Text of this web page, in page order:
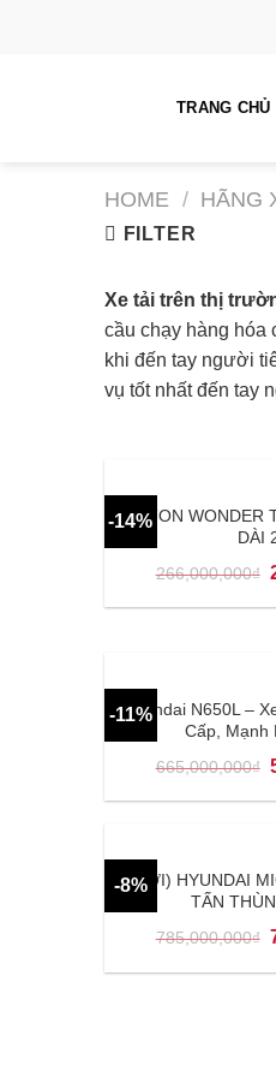
TRANG CHỦ
HOME / HÃNG
FILTER
Xe tải trên thị
cầu chạy hàng hóa
khi đến tay người
vụ tốt nhất đến tay
-14%
FOTON WONDER
DÀI
266,000,000₫
-11%
Hyundai N650L –
Cấp, Mạnh
665,000,000₫
-8%
(MỚI) HYUNDAI
TẤN
785,000,000₫